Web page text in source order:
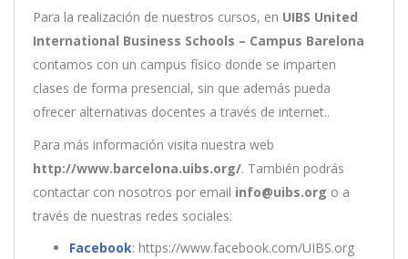
Para la realización de nuestros cursos, en UIBS United
International Business Schools – Campus Barelona
contamos con un campus físico donde se imparten
clases de forma presencial, sin que además pueda
ofrecer alternativas docentes a través de internet..
Para más información visita nuestra web
http://www.barcelona.uibs.org/. También podrás
contactar con nosotros por email info@uibs.org o a
través de nuestras redes sociales:
Facebook: https://www.facebook.com/UIBS.org